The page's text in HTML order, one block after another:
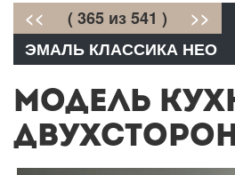
<< ( 365 из 541 ) >>
ЭМАЛЬ КЛАССИКА НЕО
МОДЕЛЬ